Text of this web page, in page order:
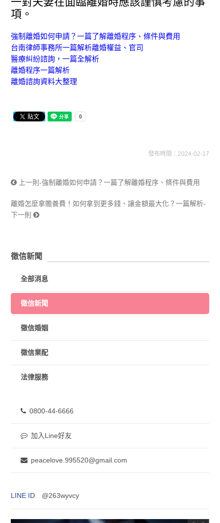
項。
強制離婚如何申請？一篇了解離婚程序、條件與費用
台南律師事務所一篇解析離婚權益、官司
醫療糾紛諮詢，一篇全解析
離婚程序一篇解析
離婚諮詢資料大整理
發布時間：2024-02-17
上一則-強制離婚如何申請？一篇了解離婚程序、條件與費用
離婚怎麼拿贍養費！如何拿到更多錢、讓金額最大化？一篇解析-
下一則
徵信新聞
全部消息
徵信新聞
徵信婚姻
徵信業配
法律服務
0800-44-6666
加入Line好友
peacelove.995520@gmail.com
LINE ID @263wyvcy